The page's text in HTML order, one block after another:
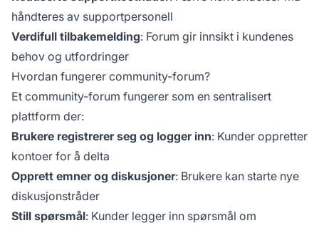
håndteres av supportpersonell
Verdifull tilbakemelding: Forum gir innsikt i kundenes
behov og utfordringer
Hvordan fungerer community-forum?
Et community-forum fungerer som en sentralisert
plattform der:
Brukere registrerer seg og logger inn: Kunder oppretter
kontoer for å delta
Opprett emner og diskusjoner: Brukere kan starte nye
diskusjonstråder
Still spørsmål: Kunder legger inn spørsmål om